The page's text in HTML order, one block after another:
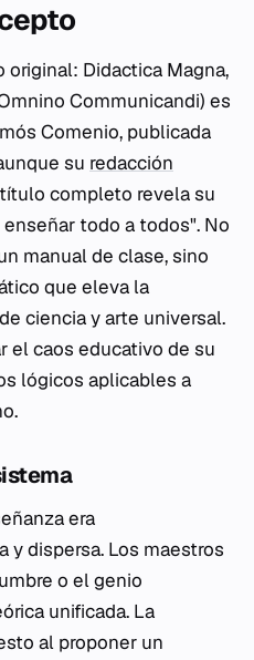
original: Didactica Magna,
Communicandi) es
Comenio, publicada
su redacción
completo revela su
todo a todos". No
manual de clase, sino
que eleva la
ciencia y arte universal.
el caos educativo de su
lógicos aplicables a
era
y dispersa. Los maestros
o el genio
unificada. La
al proponer un